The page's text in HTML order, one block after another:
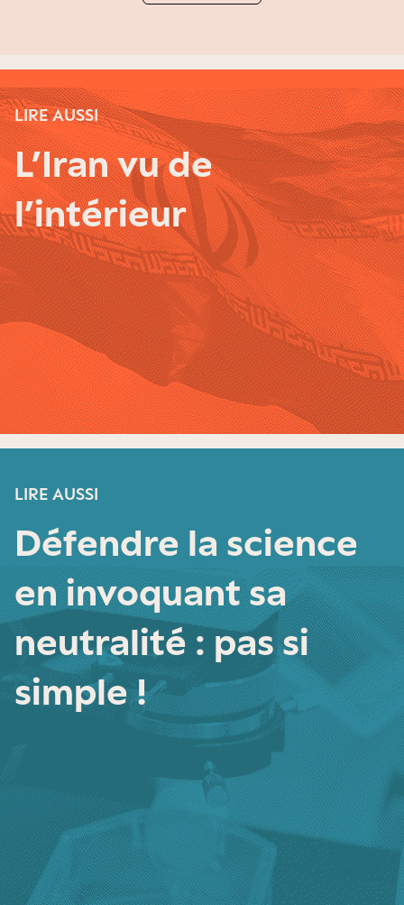
LIRE AUSSI
L’Iran vu de
l’intérieur
LIRE AUSSI
Défendre la science
en invoquant sa
neutralité : pas si
simple !